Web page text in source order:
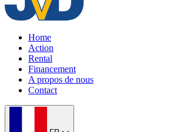
Home
Action
Rental
Financement
A propos de nous
Contact